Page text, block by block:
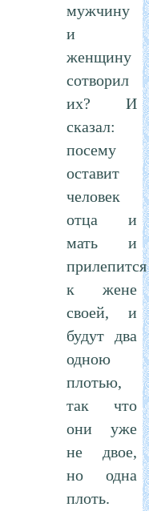
мужчину
и
женщину
сотворил
их? И
сказал:
посему
оставит
человек
отца и
мать и
прилепится
к жене
своей, и
будут два
одною
плотью,
так что
они уже
не двое,
но одна
плоть.